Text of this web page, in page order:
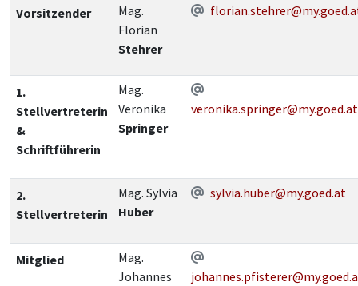
Vorsitzender
Mag.
Florian
Stehrer
1.
Stellvertreterin
&
Schriftführerin
Mag.
Veronika
Springer
veronika.springer@my.goed.at
2.
Stellvertreterin
Mag. Sylvia
Huber
sylvia.huber@my.goed.at
Mitglied
Mag.
Johannes